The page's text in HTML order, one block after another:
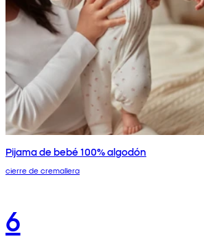
Pijama de bebé 100% algodón
cierre de cremallera
6